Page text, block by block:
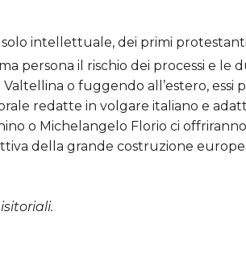
intellettuale, dei primi
persona il rischio dei processi e le
o fuggendo all’estero, essi
redatte in volgare italiano e
o Michelangelo Florio ci
della grande costruzione